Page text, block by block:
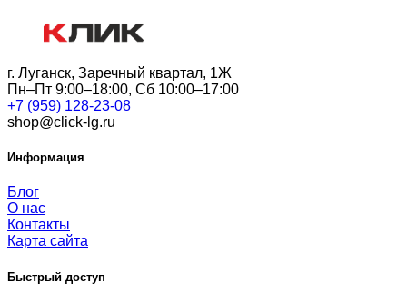
г. Луганск, Заречный квартал, 1Ж
Пн–Пт 9:00–18:00, Сб 10:00–17:00
+7 (959) 128-23-08
shop@click-lg.ru
Информация
Блог
О нас
Контакты
Карта сайта
Быстрый доступ